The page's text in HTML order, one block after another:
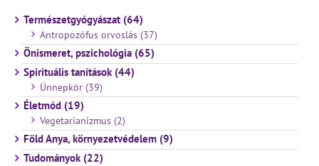
Természetgyógyászat (64)
Antropozófus orvoslás (37)
Önismeret, pszichológia (65)
Spirituális tanítások (44)
Ünnepkör (39)
Életmód (19)
Vegetarianizmus (2)
Föld Anya, környezetvédelem (9)
Tudományok (22)